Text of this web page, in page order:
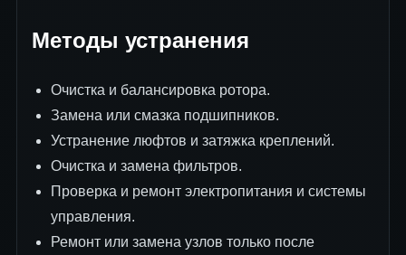
Методы устранения
Очистка и балансировка ротора.
Замена или смазка подшипников.
Устранение люфтов и затяжка креплений.
Очистка и замена фильтров.
Проверка и ремонт электропитания и системы
управления.
Ремонт или замена узлов только после